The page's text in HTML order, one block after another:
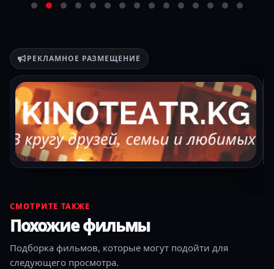
РЕКЛАМНОЕ РАЗМЕЩЕНИЕ
СМОТРИТЕ ТАКЖЕ
Похожие фильмы
Подборка фильмов, которые могут подойти для
следующего просмотра.